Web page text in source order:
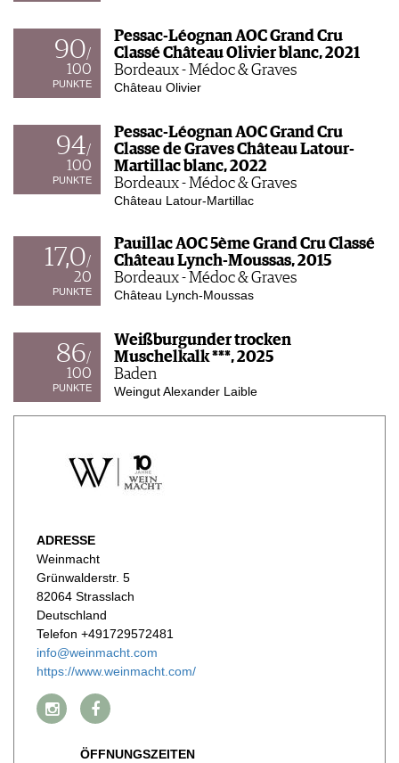
90/
100
PUNKTE
Pessac-Léognan AOC Grand Cru
Classé Château Olivier blanc, 2021
Bordeaux - Médoc & Graves
Château Olivier
94/
100
PUNKTE
Pessac-Léognan AOC Grand Cru
Classe de Graves Château Latour-
Martillac blanc, 2022
Bordeaux - Médoc & Graves
Château Latour-Martillac
17,0/
20
PUNKTE
Pauillac AOC 5ème Grand Cru Classé
Château Lynch-Moussas, 2015
Bordeaux - Médoc & Graves
Château Lynch-Moussas
86/
100
PUNKTE
Weißburgunder trocken
Muschelkalk ***, 2025
Baden
Weingut Alexander Laible
ADRESSE
Weinmacht
Grünwalderstr. 5
82064 Strasslach
Deutschland
Telefon +491729572481
info@weinmacht.com
https://www.weinmacht.com/
ÖFFNUNGSZEITEN